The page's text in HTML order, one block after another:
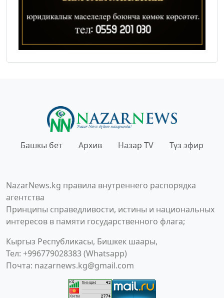
Башкы бет Архив Назар TV Түз эфир
NazarNews.kg правила внутреннего распорядка
агентства
Принципы справедливости, истины и национальных
интересов в памяти государственного флага;
Кыргыз Республикасы, Бишкек шаары,
Тел: +996779028383 (Whatsapp)
Почта: nazarnews.kg@gmail.com